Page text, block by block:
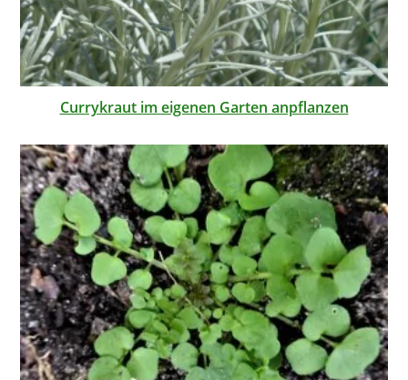
Currykraut im eigenen Garten anpflanzen